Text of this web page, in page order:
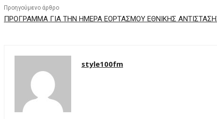
Προηγούμενο άρθρο
ΠΡΟΓΡΑΜΜΑ ΓΙΑ ΤΗΝ ΗΜΕΡΑ ΕΟΡΤΑΣΜΟΥ ΕΘΝΙΚΗΣ
style100fm